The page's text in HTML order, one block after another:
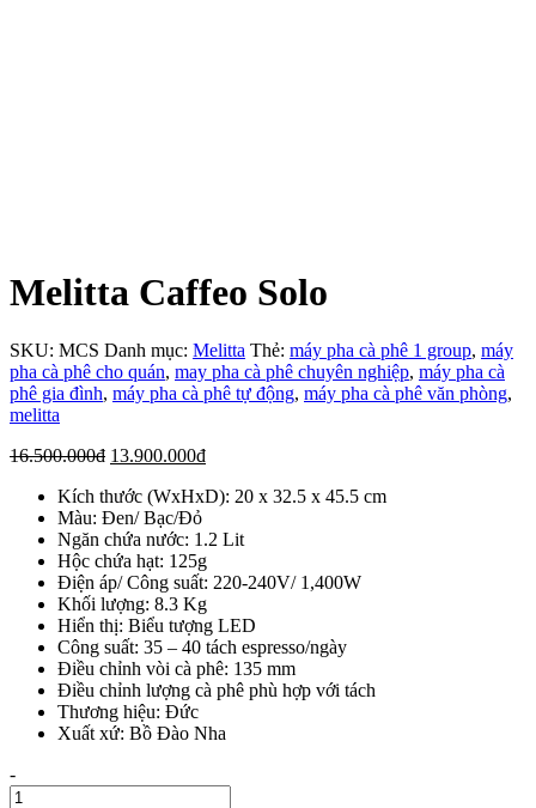
Melitta Caffeo Solo
SKU: MCS Danh mục: Melitta Thẻ: máy pha cà phê 1 group, máy
pha cà phê cho quán, may pha cà phê chuyên nghiệp, máy pha cà
phê gia đình, máy pha cà phê tự động, máy pha cà phê văn phòng,
melitta
16.500.000đ Giá
là:
16.500.000đ.
13.900.000đGiá
tại
13.900.000đ.
Kích thước (WxHxD): 20 x 32.5 x 45.5 cm
Màu: Đen/ Bạc/Đỏ
Ngăn chứa nước: 1.2 Lit
Hộc chứa hạt: 125g
Điện áp/ Công suất: 220-240V/ 1,400W
Khối lượng: 8.3 Kg
Hiển thị: Biểu tượng LED
Công suất: 35 – 40 tách espresso/ngày
Điều chỉnh vòi cà phê: 135 mm
Điều chỉnh lượng cà phê phù hợp với tách
Thương hiệu: Đức
Xuất xứ: Bồ Đào Nha
Số
lượng
-